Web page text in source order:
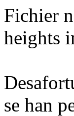
Fichier
heights
se han